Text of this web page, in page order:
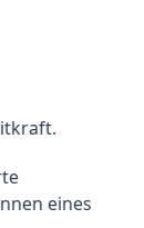
stellvertretende
"... bietet seine